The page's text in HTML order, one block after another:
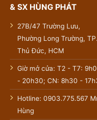
& SX HÙNG PHÁT
27B/47 Trường Lưu,
Phường Long Trường, TP.
Thủ Đức, HCM
Giờ mở cửa: T2 - T7:
- 20h30; CN: 8h30 -
Hotline: 0903.775.567
Hùng